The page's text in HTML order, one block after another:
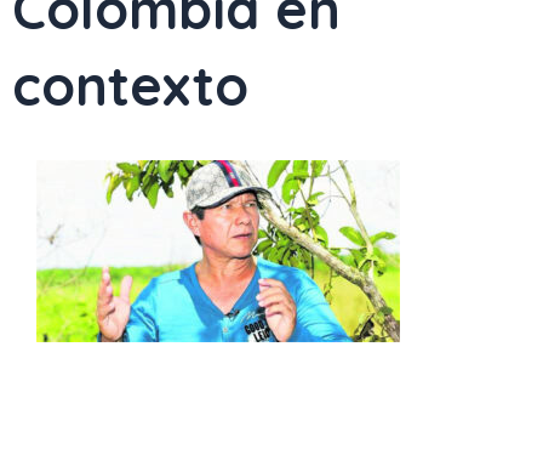
contexto
Page Page Page Page Page